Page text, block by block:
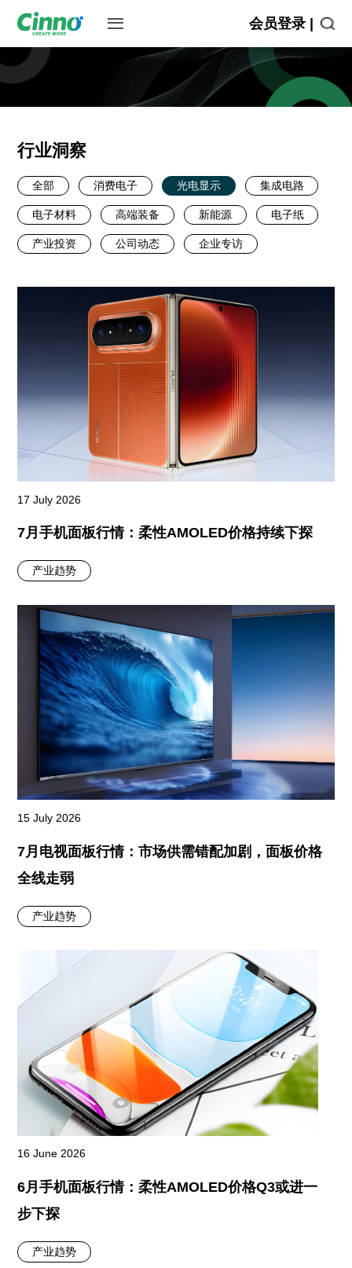
会员登录 |
行业洞察
全部 消费电子 光电显示 集成电路
电子材料 高端装备 新能源 电子纸
产业投资 公司动态 企业专访
17 July 2026
7月手机面板行情：柔性AMOLED价格持续下探
产业趋势
15 July 2026
7月电视面板行情：市场供需错配加剧，面板价格
全线走弱
产业趋势
16 June 2026
6月手机面板行情：柔性AMOLED价格Q3或进一
步下探
产业趋势